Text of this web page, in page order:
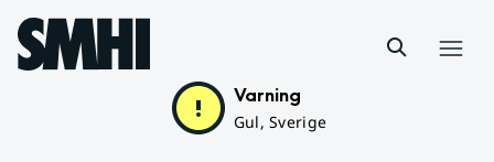
Hoppa till sidans innehåll
Varning
Gul, Sverige